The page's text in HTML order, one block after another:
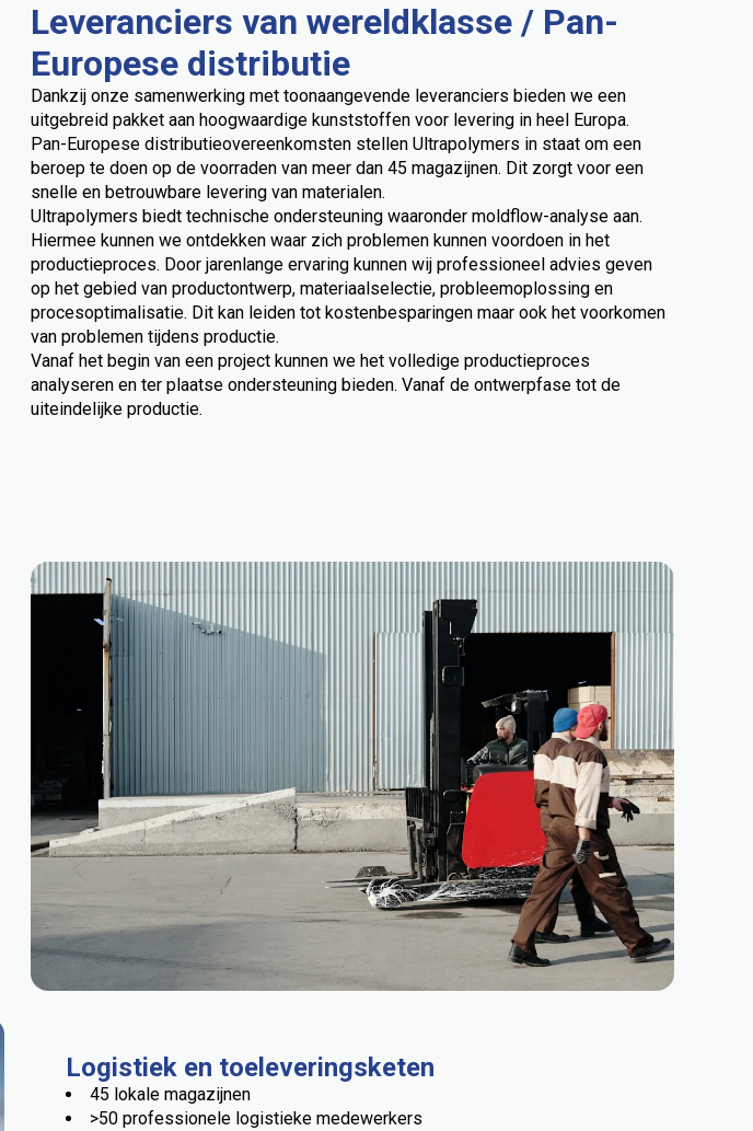
Leveranciers van wereldklasse / Pan-
Europese distributie
Dankzij onze samenwerking met toonaangevende leveranciers bieden we een
uitgebreid pakket aan hoogwaardige kunststoffen voor levering in heel Europa.
Pan-Europese distributieovereenkomsten stellen Ultrapolymers in staat om een
beroep te doen op de voorraden van meer dan 45 magazijnen. Dit zorgt voor een
snelle en betrouwbare levering van materialen.
Ultrapolymers biedt technische ondersteuning waaronder moldflow-analyse aan.
Hiermee kunnen we ontdekken waar zich problemen kunnen voordoen in het
productieproces. Door jarenlange ervaring kunnen wij professioneel advies geven
op het gebied van productontwerp, materiaalselectie, probleemoplossing en
procesoptimalisatie. Dit kan leiden tot kostenbesparingen maar ook het voorkomen
van problemen tijdens productie.
Vanaf het begin van een project kunnen we het volledige productieproces
analyseren en ter plaatse ondersteuning bieden. Vanaf de ontwerpfase tot de
uiteindelijke productie.
Logistiek en toeleveringsketen
45 lokale magazijnen
>50 professionele logistieke medewerkers